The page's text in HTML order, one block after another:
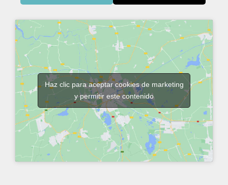
Haz clic para aceptar cookies de marketing
y permitir este contenido